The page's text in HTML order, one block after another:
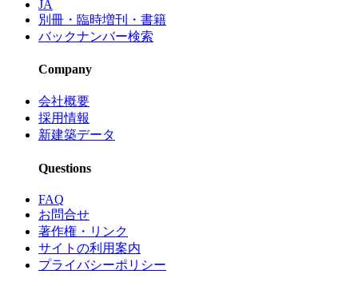
JA
別冊・臨時増刊・書籍
バックナンバー検索
Company
会社概要
採用情報
新建築データ
Questions
FAQ
お問合せ
著作権・リンク
サイトの利用案内
プライバシーポリシー